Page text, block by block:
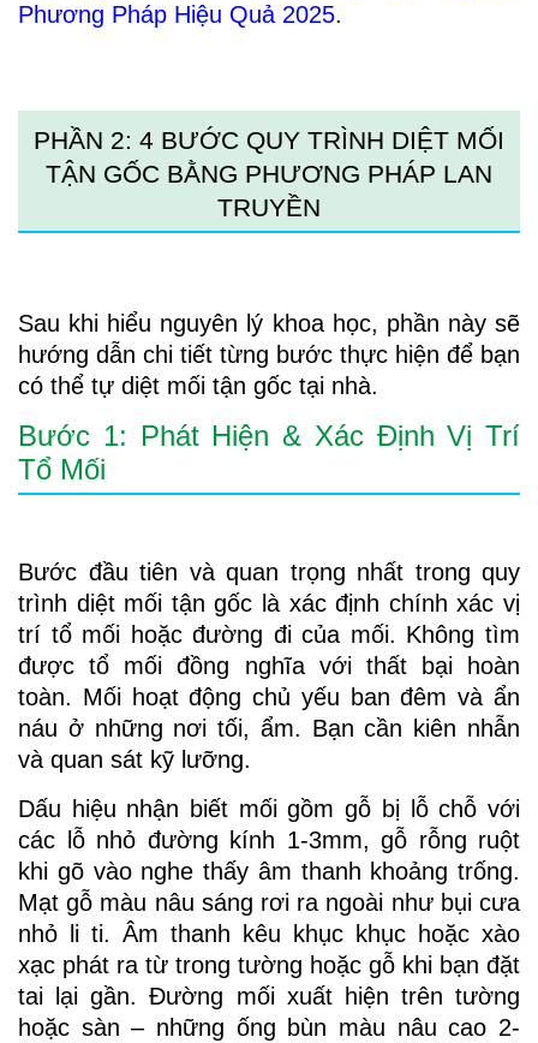
Phương Pháp Hiệu Quả 2025.
PHẦN 2: 4 BƯỚC QUY TRÌNH DIỆT MỐI
TẬN GỐC BẰNG PHƯƠNG PHÁP LAN
TRUYỀN
Sau khi hiểu nguyên lý khoa học, phần này sẽ
hướng dẫn chi tiết từng bước thực hiện để bạn
có thể tự diệt mối tận gốc tại nhà.
Bước 1: Phát Hiện & Xác Định Vị Trí
Tổ Mối
Bước đầu tiên và quan trọng nhất trong quy
trình diệt mối tận gốc là xác định chính xác vị
trí tổ mối hoặc đường đi của mối. Không tìm
được tổ mối đồng nghĩa với thất bại hoàn
toàn. Mối hoạt động chủ yếu ban đêm và ẩn
náu ở những nơi tối, ẩm. Bạn cần kiên nhẫn
và quan sát kỹ lưỡng.
Dấu hiệu nhận biết mối gồm gỗ bị lỗ chỗ với
các lỗ nhỏ đường kính 1-3mm, gỗ rỗng ruột
khi gõ vào nghe thấy âm thanh khoảng trống.
Mạt gỗ màu nâu sáng rơi ra ngoài như bụi cưa
nhỏ li ti. Âm thanh kêu khục khục hoặc xào
xạc phát ra từ trong tường hoặc gỗ khi bạn đặt
tai lại gần. Đường mối xuất hiện trên tường
hoặc sàn – những ống bùn màu nâu cao 2-